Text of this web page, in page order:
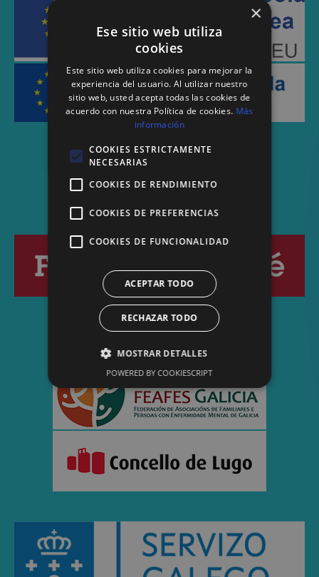
×
Ese sitio web utiliza
cookies
Este sitio web utiliza cookies para mejorar la
experiencia del usuario. Al utilizar nuestro
sitio web, usted acepta todas las cookies de
acuerdo con nuestra Política de cookies. Más
información
COOKIES ESTRICTAMENTE
NECESARIAS
COOKIES DE RENDIMIENTO
COOKIES DE PREFERENCIAS
COOKIES DE FUNCIONALIDAD
ACEPTAR TODO
RECHAZAR TODO
MOSTRAR DETALLES
POWERED BY COOKIESCRIPT